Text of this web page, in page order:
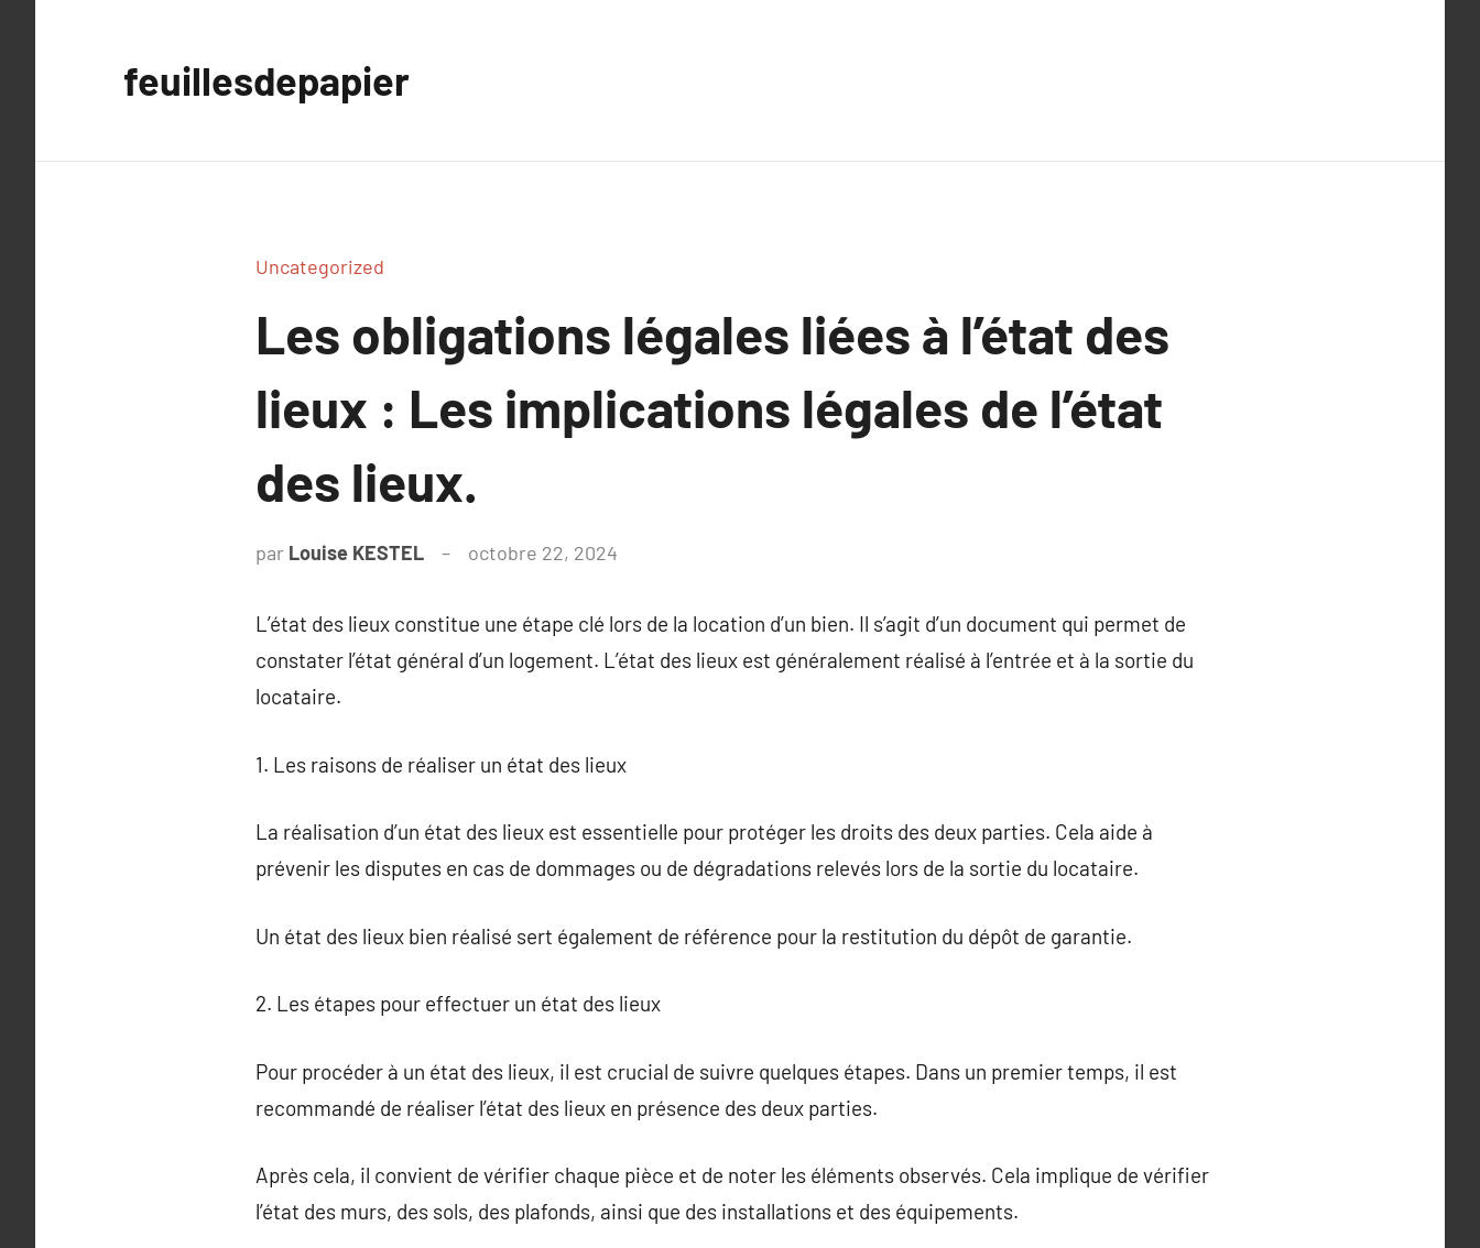
feuillesdepapier
Uncategorized
Les obligations légales liées à l’état des
lieux : Les implications légales de l’état
des lieux.
par Louise KESTEL octobre 22, 2024
L’état des lieux constitue une étape clé lors de la location d’un bien. Il s’agit d’un document qui permet de
constater l’état général d’un logement. L’état des lieux est généralement réalisé à l’entrée et à la sortie du
locataire.
1. Les raisons de réaliser un état des lieux
La réalisation d’un état des lieux est essentielle pour protéger les droits des deux parties. Cela aide à
prévenir les disputes en cas de dommages ou de dégradations relevés lors de la sortie du locataire.
Un état des lieux bien réalisé sert également de référence pour la restitution du dépôt de garantie.
2. Les étapes pour effectuer un état des lieux
Pour procéder à un état des lieux, il est crucial de suivre quelques étapes. Dans un premier temps, il est
recommandé de réaliser l’état des lieux en présence des deux parties.
Après cela, il convient de vérifier chaque pièce et de noter les éléments observés. Cela implique de vérifier
l’état des murs, des sols, des plafonds, ainsi que des installations et des équipements.